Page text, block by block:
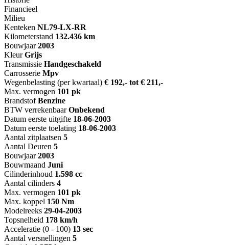
Financieel
Milieu
Kenteken NL79-LX-RR
Kilometerstand 132.436 km
Bouwjaar 2003
Kleur Grijs
Transmissie Handgeschakeld
Carrosserie Mpv
Wegenbelasting (per kwartaal) € 192,- tot € 211,-
Max. vermogen 101 pk
Brandstof Benzine
BTW verrekenbaar Onbekend
Datum eerste uitgifte 18-06-2003
Datum eerste toelating 18-06-2003
Aantal zitplaatsen 5
Aantal Deuren 5
Bouwjaar 2003
Bouwmaand Juni
Cilinderinhoud 1.598 cc
Aantal cilinders 4
Max. vermogen 101 pk
Max. koppel 150 Nm
Modelreeks 29-04-2003
Topsnelheid 178 km/h
Acceleratie (0 - 100) 13 sec
Aantal versnellingen 5